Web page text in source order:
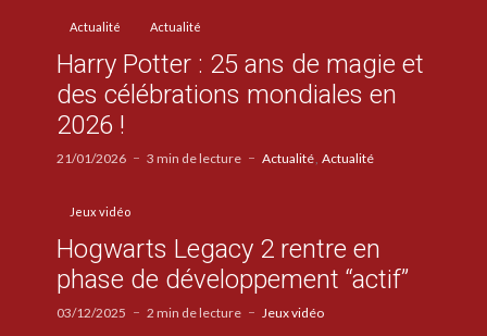
Actualité Actualité
Harry Potter : 25 ans de magie et
des célébrations mondiales en
2026 !
21/01/2026 3 min de lecture Actualité Actualité
Jeux vidéo
Hogwarts Legacy 2 rentre en
phase de développement “actif”
03/12/2025 2 min de lecture Jeux vidéo